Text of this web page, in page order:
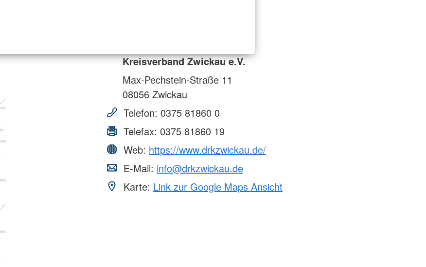
Kreisverband Zwickau e.V.
Max-Pechstein-Straße 11
08056 Zwickau
Telefon: 0375 81860 0
Telefax: 0375 81860 19
Web: https://www.drkzwickau.de/
E-Mail: info@drkzwickau.de
Karte: Link zur Google Maps Ansicht